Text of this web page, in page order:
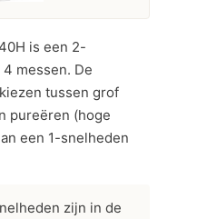
is een 2-
messen. De
tussen grof
pureëren (hoge
een 1-snelheden
zijn in de